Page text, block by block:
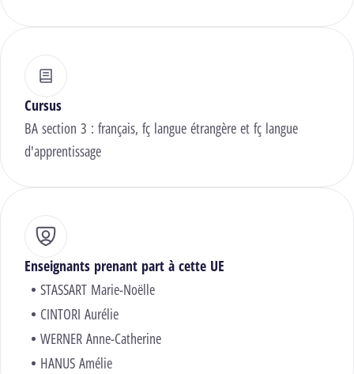
Cursus
BA section 3 : français, fç langue étrangère et fç langue
d'apprentissage
Enseignants prenant part à cette UE
STASSART Marie-Noëlle
CINTORI Aurélie
WERNER Anne-Catherine
HANUS Amélie